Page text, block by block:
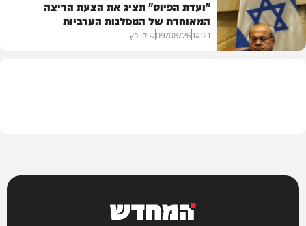
משטרה
"ועדת הפיוס" תציג את הצעת הריצה
המאוחדת של המפלגות הערביות
14:21
09/08/26שוקי כץ
המחדש